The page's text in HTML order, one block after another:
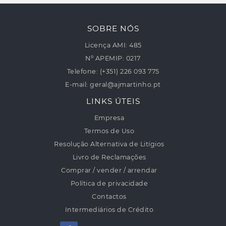
SOBRE NÓS
Licença AMI: 485
Nº APEMIP: 0217
Telefone: (+351) 226 093 775
E-mail: geral@ajmartinho.pt
LINKS ÚTEIS
Empresa
Termos de Uso
Resolução Alternativa de Litígios
Livro de Reclamações
Comprar / vender / arrendar
Política de privacidade
Contactos
Intermediários de Crédito